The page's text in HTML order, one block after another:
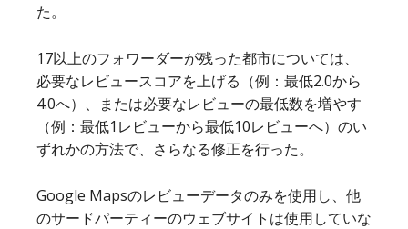
た。
17以上のフォワーダーが残った都市については、
必要なレビュースコアを上げる（例：最低2.0から
4.0へ）、または必要なレビューの最低数を増やす
（例：最低1レビューから最低10レビューへ）のい
ずれかの方法で、さらなる修正を行った。
Google Mapsのレビューデータのみを使用し、他
のサードパーティーのウェブサイトは使用していな